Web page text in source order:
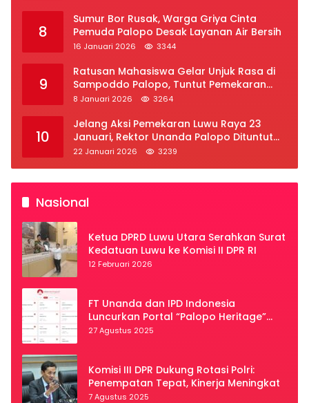
8
Sumur Bor Rusak, Warga Griya Cinta
Pemuda Palopo Desak Layanan Air Bersih
16 Januari 2026 3344
9
Ratusan Mahasiswa Gelar Unjuk Rasa di
Sampoddo Palopo, Tuntut Pemekaran
Provinsi Luwu Raya
8 Januari 2026 3264
10
Jelang Aksi Pemekaran Luwu Raya 23
Januari, Rektor Unanda Palopo Dituntut
Liburkan Mahasiswa
22 Januari 2026 3239
Nasional
Ketua DPRD Luwu Utara Serahkan Surat
Kedatuan Luwu ke Komisi II DPR RI
12 Februari 2026
FT Unanda dan IPD Indonesia
Luncurkan Portal “Palopo Heritage”
Secara Virtual
27 Agustus 2025
Komisi III DPR Dukung Rotasi Polri:
Penempatan Tepat, Kinerja Meningkat
7 Agustus 2025